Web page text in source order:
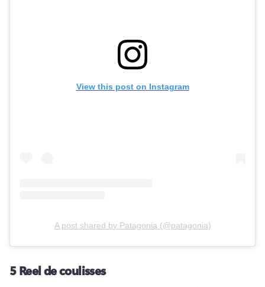
View this post on Instagram
A post shared by Patagonia (@patagonia)
5Reel de coulisses